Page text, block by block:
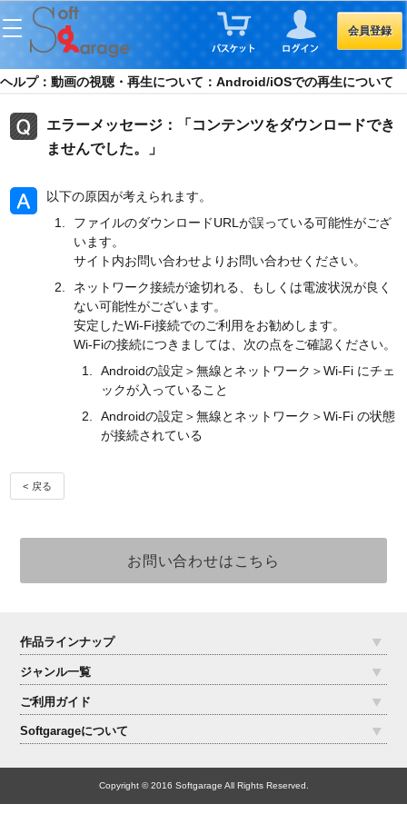
会員登録
ヘルプ：動画の視聴・再生について：Android/iOSでの再生について
エラーメッセージ：「コンテンツをダウンロードでき
ませんでした。」
以下の原因が考えられます。
ファイルのダウンロードURLが誤っている可能性がござ
います。
サイト内お問い合わせよりお問い合わせください。
ネットワーク接続が途切れる、もしくは電波状況が良く
ない可能性がございます。
安定したWi-Fi接続でのご利用をお勧めします。
Wi-Fiの接続につきましては、次の点をご確認ください。
Androidの設定＞無線とネットワーク＞Wi-Fi にチェ
ックが入っていること
Androidの設定＞無線とネットワーク＞Wi-Fi の状態
が接続されている
< 戻る
作品ラインナップ
ジャンル一覧
ご利用ガイド
Softgarageについて
Copyright © 2016 Softgarage All Rights Reserved.